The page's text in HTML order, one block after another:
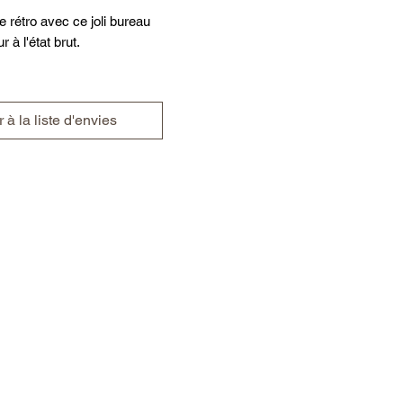
rétro avec ce joli bureau
à l'état brut.
naturelle, traité pour
dommages par les
accentuent le côté
à la liste d'envies